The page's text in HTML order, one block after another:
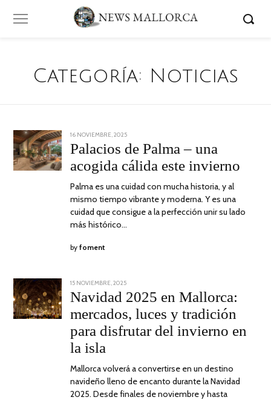
Categoría: Noticias
POSTED
ON
16 NOVIEMBRE, 2025
NOVIEMBRE,
2025
Palacios de Palma – una
acogida cálida este invierno
Palma es una cuidad con mucha historia, y al
mismo tiempo vibrante y moderna. Y es una
cuidad que consigue a la perfección unir su lado
más histórico…
byfoment
POSTED
ON
15 NOVIEMBRE, 2025
NOVIEMBRE,
2025
Navidad 2025 en Mallorca:
mercados, luces y tradición
para disfrutar del invierno en
la isla
Mallorca volverá a convertirse en un destino
navideño lleno de encanto durante la Navidad
2025. Desde finales de noviembre y hasta